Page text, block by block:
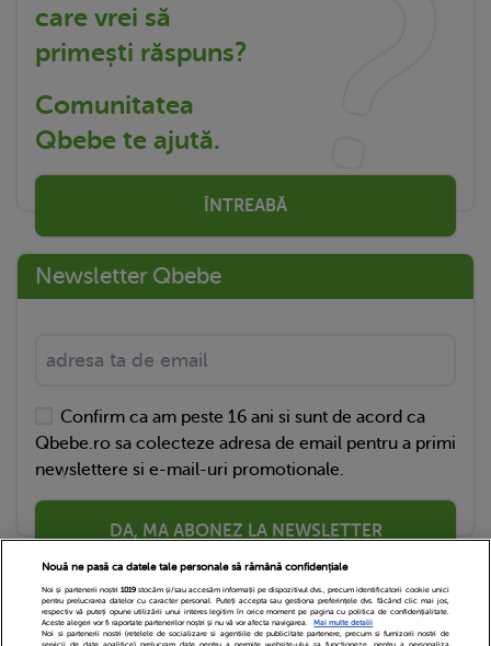
care vrei să
primești răspuns?
Comunitatea
Qbebe te ajută.
ÎNTREABĂ
Newsletter Qbebe
Confirm ca am peste 16 ani si sunt de acord ca
Qbebe.ro sa colecteze adresa de email pentru a primi
newslettere si e-mail-uri promotionale.
DA, MA ABONEZ LA NEWSLETTER
Nouă ne pasă ca datele tale personale să rămână confidențiale
Noi și partenerii noștri 1019stocăm și/sau accesăm informații pe dispozitivul dvs., precum identificatorii cookie unici
pentru prelucrarea datelor cu caracter personal. Puteți accepta sau gestiona preferințele dvs. făcând clic mai jos,
respectiv vă puteți opune utilizării unui interes legitim în orice moment pe pagina cu politica de confidențialitate.
Aceste alegeri vor fi raportate partenerilor noștri și nu vă vor afecta navigarea.
Mai multe detalii
Noi si partenerii nostri (retelele de socializare si agentiile de publicitate partenere, precum si furnizorii nostri de